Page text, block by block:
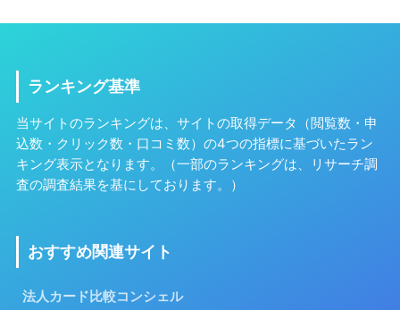
ランキング基準
当サイトのランキングは、サイトの取得データ（閲覧数・申
込数・クリック数・口コミ数）の4つの指標に基づいたラン
キング表示となります。（一部のランキングは、リサーチ調
査の調査結果を基にしております。）
おすすめ関連サイト
法人カード比較コンシェル